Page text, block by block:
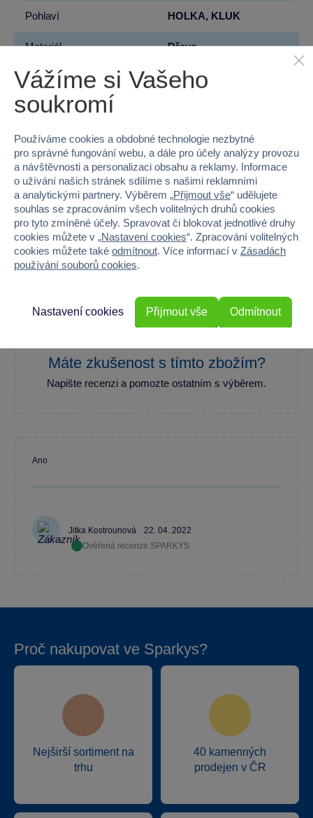
Pohlaví HOLKA, KLUK
Materiál Dřevo
Šířka 13
Výška
Hloubka 2
Hmotnost v gramech 49
80 %
100 % zákazníků doporučuje
Máte zkušenost s tímto zbožím?
Napište recenzi a pomozte ostatním s výběrem.
Jitka Kostrounová
22. 04. 2022
Ověřená recenze SPARKYS
Ano
Proč nakupovat ve Sparkys?
Nejširší sortiment na
trhu
40 kamenných
prodejen v ČR
Vážíme si Vašeho
soukromí
Používáme cookies a obdobné technologie nezbytné
pro správné fungování webu, a dále pro účely analýzy provozu
a návštěvnosti a personalizaci obsahu a reklamy. Informace
o užívání našich stránek sdílíme s našimi reklamními
a analytickými partnery. Výběrem „Přijmout vše“ udělujete
souhlas se zpracováním všech volitelných druhů cookies
pro tyto zmíněné účely. Spravovat či blokovat jednotlivé druhy
cookies můžete v „Nastavení cookies“. Zpracování volitelných
cookies můžete také odmítnout. Více informací v Zásadách
používání souborů cookies.
Odmítnout
Nastavení cookies Přijmout vše